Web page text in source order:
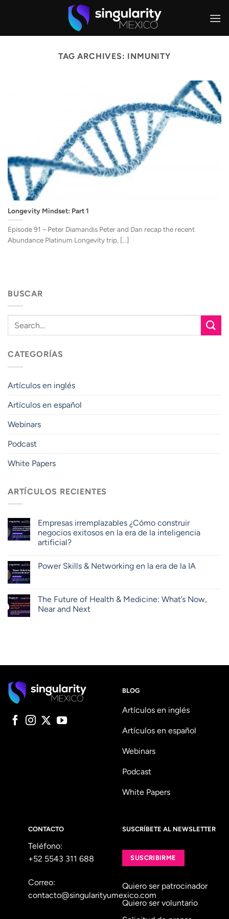
TAG ARCHIVES: INMUNITY
Longevity Mindset: Part 1
Episode 91 – Peter Diamandis Peter and Dan recap the recent
Abundance Platinum Longevity trip, [...]
BUSCAR
CATEGORÍAS
Artículos en inglés
Artículos en español
Webinars
Podcast
White Papers
ARTÍCULOS RECIENTES
Empresas irremplazables ¿Cómo construir
negocios exitosos en la era de la inteligencia
artificial?
Power Skills & Networking en la era de la IA
The Future of Health & Medicine: What’s Now,
Near and Next
BLOG
Artículos en inglés
Artículos en español
Webinars
Podcast
White Papers
CONTACTO
Teléfono:
+52 5543 311 688
Correo:
contacto@singularityumexico.com
SUSCRÍBETE AL NEWSLETTER
SUSCRIBIRME
Quiero ser patrocinador
Quiero ser voluntario